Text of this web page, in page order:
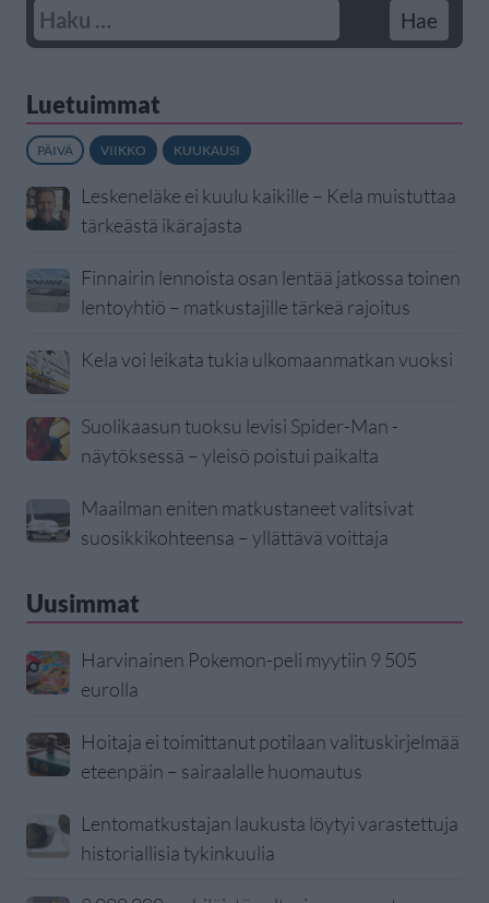
Luetuimmat
PÄIVÄ VIIKKO KUUKAUSI
Leskeneläke ei kuulu kaikille – Kela muistuttaa
tärkeästä ikärajasta
Finnairin lennoista osan lentää jatkossa toinen
lentoyhtiö – matkustajille tärkeä rajoitus
Kela voi leikata tukia ulkomaanmatkan vuoksi
Suolikaasun tuoksu levisi Spider-Man -
näytöksessä – yleisö poistui paikalta
Maailman eniten matkustaneet valitsivat
suosikkikohteensa – yllättävä voittaja
Uusimmat
Harvinainen Pokemon-peli myytiin 9 505
eurolla
Hoitaja ei toimittanut potilaan valituskirjelmää
eteenpäin – sairaalalle huomautus
Lentomatkustajan laukusta löytyi varastettuja
historiallisia tykinkuulia